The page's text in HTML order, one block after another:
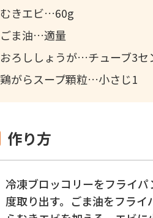
むきエビ
60g
ごま油
適量
おろししょうが
チューブ3セ
鶏がらスープ顆粒
小さじ1
作り方
冷凍ブロッコリーをフライ
度取り出す。ごま油をフラ